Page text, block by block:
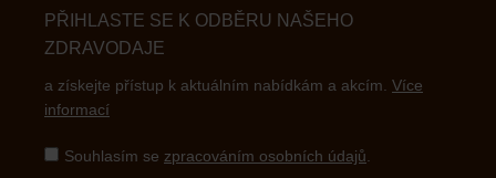
PŘIHLASTE SE K ODBĚRU NAŠEHO
ZDRAVODAJE
a získejte přístup k aktuálním nabídkám a akcím. Více
informací
Souhlasím se zpracováním osobních údajů